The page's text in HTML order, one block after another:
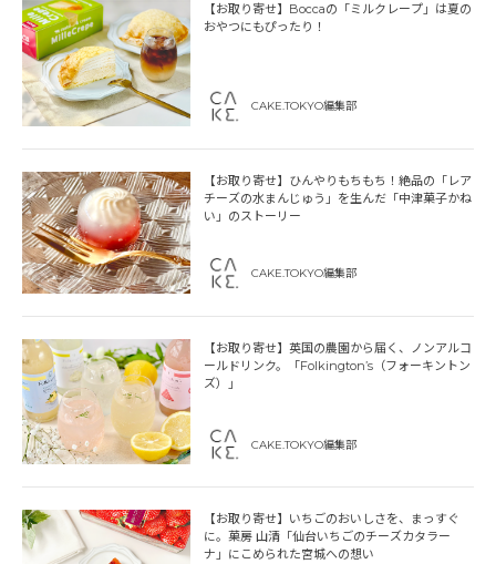
【お取り寄せ】Boccaの「ミルクレープ」は夏の
おやつにもぴったり！
CAKE.TOKYO編集部
【お取り寄せ】ひんやりもちもち！絶品の「レア
チーズの水まんじゅう」を生んだ「中津菓子かね
い」のストーリー
CAKE.TOKYO編集部
【お取り寄せ】英国の農園から届く、ノンアルコ
ールドリンク。「Folkington’s（フォーキントン
ズ）」
CAKE.TOKYO編集部
【お取り寄せ】いちごのおいしさを、まっすぐ
に。菓房 山清「仙台いちごのチーズカタラー
ナ」にこめられた宮城への想い